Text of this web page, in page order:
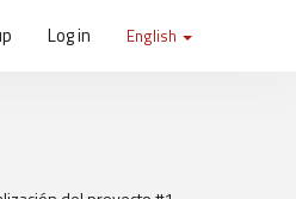
Log in English